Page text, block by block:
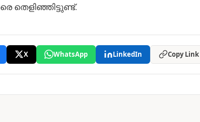
തെളിഞ്ഞിട്ടുണ്ട്.
X WhatsApp LinkedIn Copy Link